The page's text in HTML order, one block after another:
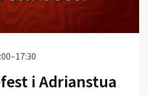
i Adrianstua